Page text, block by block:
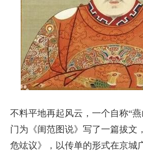
不料平地再起风云，一个自称“
门为《闺范图说》写了一篇拔文
危竑议》，以传单的形式在京城